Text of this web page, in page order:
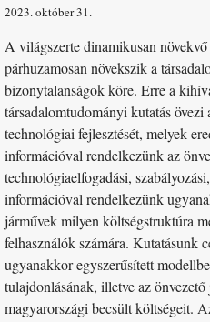
2023. október 31
A világszerte dinamikusan
párhuzamosan növekszik a
bizonytalanságok köre. Erre a
társadalomtudományi kutatás övezi
technológiai fejlesztését, melyek
információval rendelkezünk az
technológiaelfogadási,
információval rendelkezünk
járművek milyen költségstruktúra
felhasználók számára. Kutatásunk
ugyanakkor egyszerűsített
tulajdonlásának, illetve az
magyarországi becsült költségeit.